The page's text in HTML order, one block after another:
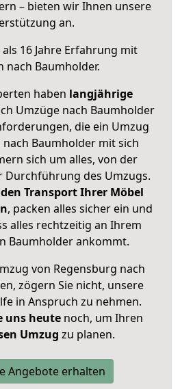
– bieten wir Ihnen unsere
an.
16 Jahre Erfahrung mit
nach Baumholder.
haben langjährige
Umzüge nach Baumholder
die ein Umzug
Baumholder mit sich
sich um alles, von der
Durchführung des Umzugs.
Transport Ihrer Möbel
, packen alles sicher ein und
alles rechtzeitig an Ihrem
Baumholder ankommt.
von Regensburg nach
zögern Sie nicht, unsere
in Anspruch zu nehmen.
uns heutenoch, um Ihren
Umzug zu planen.
Angebote erhalten